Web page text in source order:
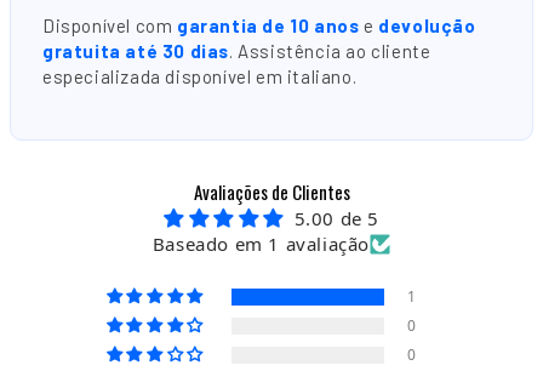
Disponível com garantia de 10 anos e devolução
gratuita até 30 dias. Assistência ao cliente
especializada disponível em italiano.
Avaliações de Clientes
5.00 de 5
Baseado em 1 avaliação
1
0
0